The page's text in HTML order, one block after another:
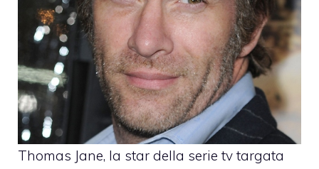
Thomas Jane, la star della serie tv targata